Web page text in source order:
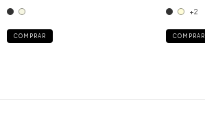
COMPRAR
+2
COMPRAR